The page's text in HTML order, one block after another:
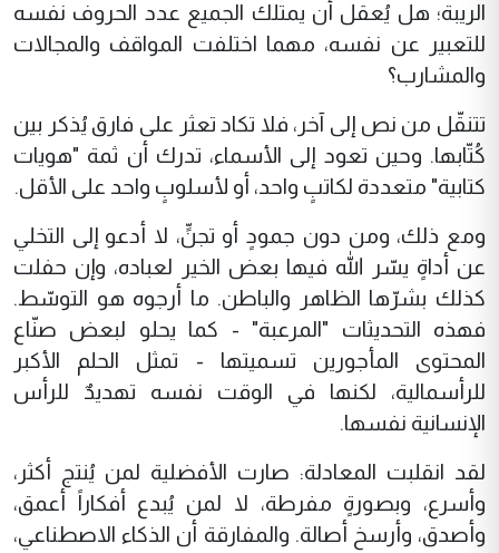
الريبة؛ هل يُعقل أن يمتلك الجميع عدد الحروف نفسه
للتعبير عن نفسه، مهما اختلفت المواقف والمجالات
والمشارب؟
تتنقّل من نص إلى آخر، فلا تكاد تعثر على فارق يُذكر بين
كُتّابها. وحين تعود إلى الأسماء، تدرك أن ثمة "هويات
كتابية" متعددة لكاتبٍ واحد، أو لأسلوبٍ واحد على الأقل.
ومع ذلك، ومن دون جمودٍ أو تجنٍّ، لا أدعو إلى التخلي
عن أداةٍ يسّر الله فيها بعض الخير لعباده، وإن حفلت
كذلك بشرّها الظاهر والباطن. ما أرجوه هو التوسّط.
فهذه التحديثات "المرعبة" - كما يحلو لبعض صنّاع
المحتوى المأجورين تسميتها - تمثل الحلم الأكبر
للرأسمالية، لكنها في الوقت نفسه تهديدٌ للرأس
الإنسانية نفسها.
لقد انقلبت المعادلة: صارت الأفضلية لمن يُنتج أكثر،
وأسرع، وبصورةٍ مفرطة، لا لمن يُبدع أفكاراً أعمق،
وأصدق، وأرسخ أصالة. والمفارقة أن الذكاء الاصطناعي،